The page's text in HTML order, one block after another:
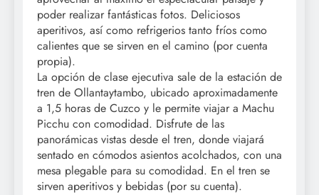
poder realizar fantásticas fotos. Deliciosos
aperitivos, así como refrigerios tanto fríos como
calientes que se sirven en el camino (por cuenta
propia).
La opción de clase ejecutiva sale de la estación de
tren de Ollantaytambo, ubicado aproximadamente
a 1,5 horas de Cuzco y le permite viajar a Machu
Picchu con comodidad. Disfrute de las
panorámicas vistas desde el tren, donde viajará
sentado en cómodos asientos acolchados, con una
mesa plegable para su comodidad. En el tren se
sirven aperitivos y bebidas (por su cuenta).